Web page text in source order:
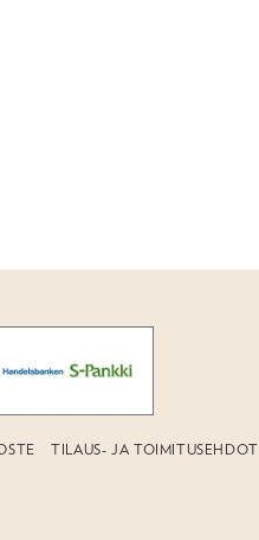
TILAUS- JA TOIMITUSEHDOT